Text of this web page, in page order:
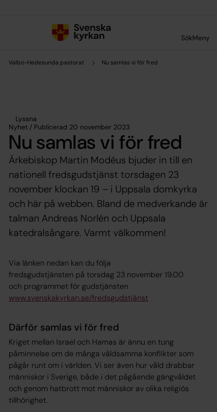
SökMeny
Valbo-Hedesunda pastorat Nu samlas vi för fred
Lyssna
Nyhet / Publicerad 20 november 2023
Nu samlas vi för fred
Ärkebiskop Martin Modéus bjuder in till en
nationell fredsgudstjänst torsdagen 23
november klockan 19 – i Uppsala domkyrka
och här på webben. Bland de medverkande är
talman Andreas Norlén och Uppsala
katedralsångare. Varmt välkommen!
Via länken nedan kan du följa
fredsgudstjänsten på torsdag 23 november 19.00
och programmet för gudstjänsten
www.svenskakyrkan.se/fredsgudstjänst
Därför samlas vi för fred
Kriget mellan Israel och Hamas är ännu en tung
påminnelse om de många våldsamma konflikter som
pågår runt om i världen. Vi ser även hur våld drabbar
människor i Sverige, både i det pågående gängvåldet
och genom hatbrott mot människor av olika religiös
tillhörighet.